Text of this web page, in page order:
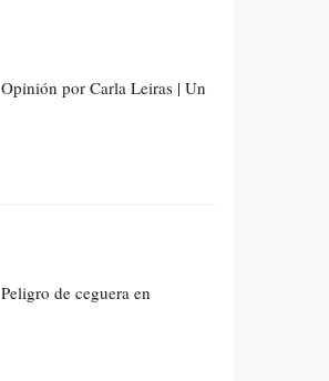
Opinión por Carla Leiras | Un
Peligro de ceguera en